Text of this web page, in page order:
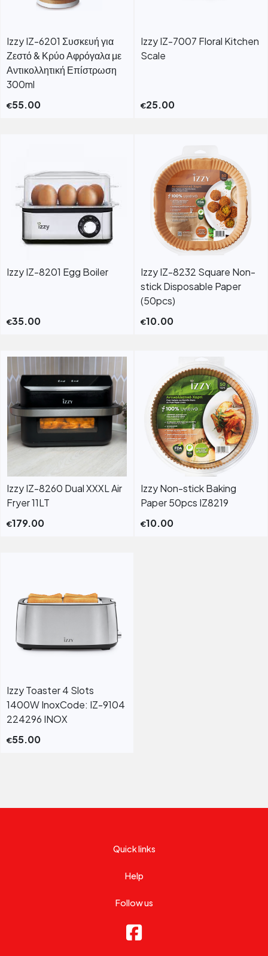
Izzy IZ-6201 Συσκευή για
Ζεστό & Κρύο Αφρόγαλα με
Αντικολλητική Επίστρωση
300ml
€55.00
Izzy IZ-7007 Floral Kitchen
Scale
€25.00
Izzy IZ-8201 Egg Boiler
€35.00
Izzy IZ-8232 Square Non-
stick Disposable Paper
(50pcs)
€10.00
Izzy IZ-8260 Dual XXXL Air
Fryer 11LT
€179.00
Izzy Non-stick Baking
Paper 50pcs IZ8219
€10.00
Izzy Toaster 4 Slots
1400W InoxCode: IZ-9104
224296 INOX
€55.00
Quick links
Help
Follow us